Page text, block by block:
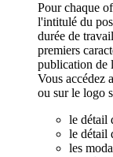
Pour chaque
l'intitulé du
durée de
premiers
publication de
Vous accédez
ou sur le logo
le détail
le détail
les